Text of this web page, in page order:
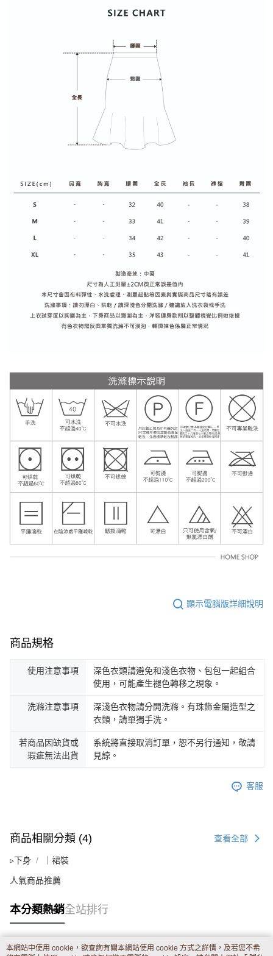
顯示電腦版詳細說明
商品規格
使用注意事項
深色衣類請避免和淺色衣物、包包一起組合
使用，可能產生褪色轉移之現象。
洗滌注意事項
深淺色衣物請分開洗滌。有珠飾金屬造型之
衣類，請單獨手洗。
若商品因缺貨或
瑕疵無法出貨
系統將直接取消訂單，恕不另行通知，敬請
見諒。
客服
商品相關分類 (4) 查看全部
▹下身 ｜裙裝
人氣商品推薦
本分類熱銷全站排行
本網站中使用 cookie，欲查詢有關本網站使用 cookie 方式之詳情，及若您不希